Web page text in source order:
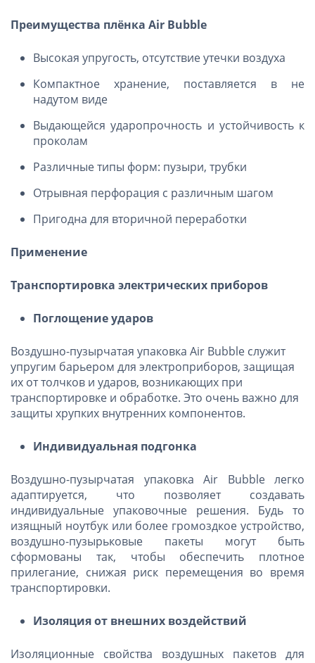
Преимущества плёнка Air Bubble
Высокая упругость, отсутствие утечки воздуха
Компактное хранение, поставляется в не
надутом виде
Выдающейся ударопрочность и устойчивость к
проколам
Различные типы форм: пузыри, трубки
Отрывная перфорация с различным шагом
Пригодна для вторичной переработки
Применение
Транспортировка электрических приборов
Поглощение ударов
Воздушно-пузырчатая упаковка Air Bubble служит
упругим барьером для электроприборов, защищая
их от толчков и ударов, возникающих при
транспортировке и обработке. Это очень важно для
защиты хрупких внутренних компонентов.
Индивидуальная подгонка
Воздушно-пузырчатая упаковка Air Bubble легко
адаптируется, что позволяет создавать
индивидуальные упаковочные решения. Будь то
изящный ноутбук или более громоздкое устройство,
воздушно-пузырьковые пакеты могут быть
сформованы так, чтобы обеспечить плотное
прилегание, снижая риск перемещения во время
транспортировки.
Изоляция от внешних воздействий
Изоляционные свойства воздушных пакетов для